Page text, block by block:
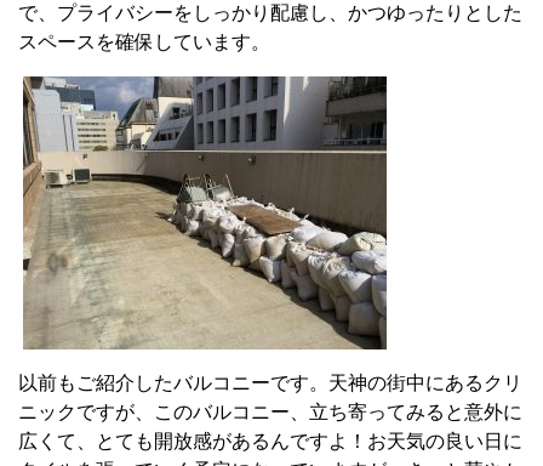
で、プライバシーをしっかり配慮し、かつゆったりとした
スペースを確保しています。
以前もご紹介したバルコニーです。天神の街中にあるクリ
ニックですが、このバルコニー、立ち寄ってみると意外に
広くて、とても開放感があるんですよ！お天気の良い日に